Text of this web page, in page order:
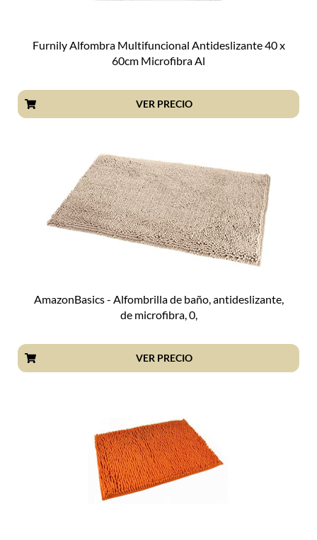
Furnily Alfombra Multifuncional Antideslizante 40 x
60cm Microfibra Al
VER PRECIO
AmazonBasics - Alfombrilla de baño, antideslizante,
de microfibra, 0,
VER PRECIO